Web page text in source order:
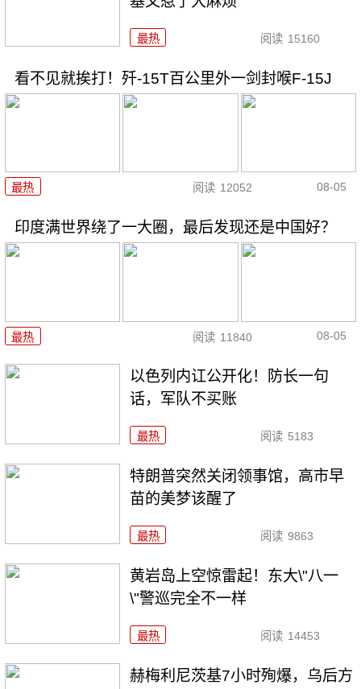
最热 阅读 15160
看不见就挨打！歼-15T百公里外一剑封喉F-15J
最热 阅读 12052 08-05
印度满世界绕了一大圈，最后发现还是中国好？
最热 阅读 11840 08-05
以色列内讧公开化！防长一句
话，军队不买账
最热 阅读 5183
特朗普突然关闭领事馆，高市早
苗的美梦该醒了
最热 阅读 9863
黄岩岛上空惊雷起！东大\"八一
\"警巡完全不一样
最热 阅读 14453
赫梅利尼茨基7小时殉爆，乌后方